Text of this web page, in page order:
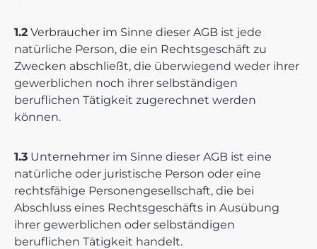
1.2 Verbraucher im Sinne dieser AGB ist jede
natürliche Person, die ein Rechtsgeschäft zu
Zwecken abschließt, die überwiegend weder ihrer
gewerblichen noch ihrer selbständigen
beruflichen Tätigkeit zugerechnet werden
können.
1.3 Unternehmer im Sinne dieser AGB ist eine
natürliche oder juristische Person oder eine
rechtsfähige Personengesellschaft, die bei
Abschluss eines Rechtsgeschäfts in Ausübung
ihrer gewerblichen oder selbständigen
beruflichen Tätigkeit handelt.